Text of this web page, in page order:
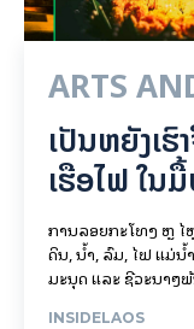
ARTS
ເປັນ​ຫຍັງ​ເຮົ
ເຮືອ​ໄຟ ໃນ​
ການລອຍ​ກະ​ໂທງ ຫຼື ໄ
ດິນ, ນໍ້າ, ລົມ, ໄຟ ແມ່
ມະນຸດ ແລະ ຊີວະນາໆ
INSIDELAOS